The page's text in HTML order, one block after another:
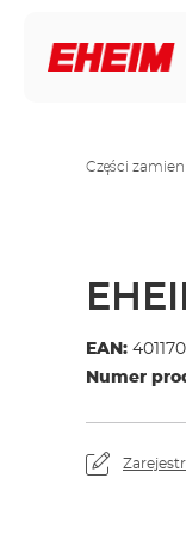
Części
EAN:
Numer